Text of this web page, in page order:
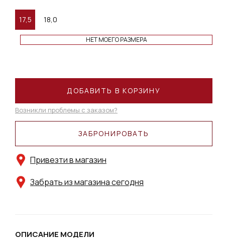
17,5 18,0
НЕТ МОЕГО РАЗМЕРА
ЗАБРОНИРОВАТЬ
Привезти в магазин
Забрать из магазина сегодня
ДОБАВИТЬ В КОРЗИНУ
Возникли проблемы с заказом?
ОПИСАНИЕ МОДЕЛИ